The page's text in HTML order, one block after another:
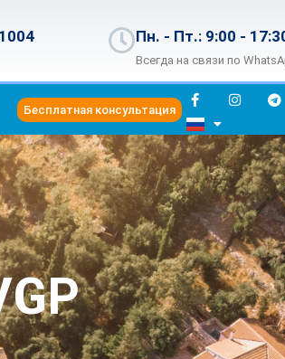
Пн. - Пт.: 9:00 -
Всегда на связи по
Бесплатная консультация